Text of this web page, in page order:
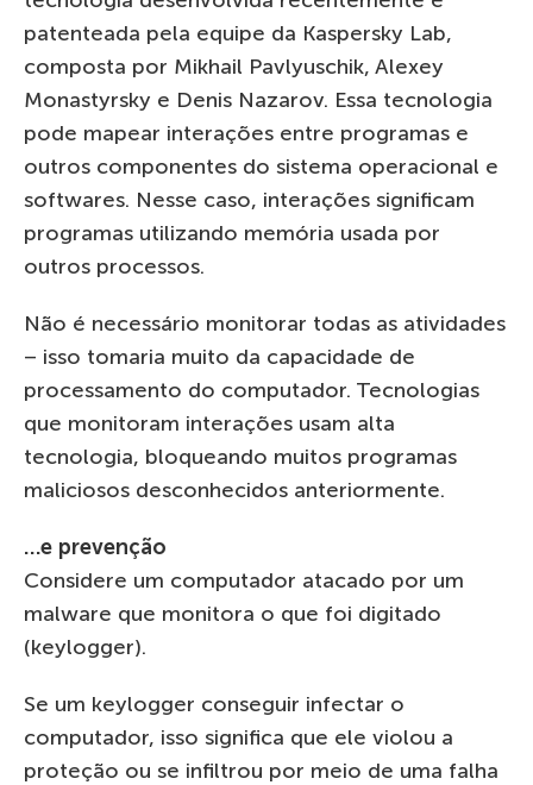
patenteada pela equipe da Kaspersky Lab,
composta por Mikhail Pavlyuschik, Alexey
Monastyrsky e Denis Nazarov. Essa tecnologia
pode mapear interações entre programas e
outros componentes do sistema operacional e
softwares. Nesse caso, interações significam
programas utilizando memória usada por
outros processos.
Não é necessário monitorar todas as atividades
– isso tomaria muito da capacidade de
processamento do computador. Tecnologias
que monitoram interações usam alta
tecnologia, bloqueando muitos programas
maliciosos desconhecidos anteriormente.
…e prevenção
Considere um computador atacado por um
malware que monitora o que foi digitado
(keylogger).
Se um keylogger conseguir infectar o
computador, isso significa que ele violou a
proteção ou se infiltrou por meio de uma falha